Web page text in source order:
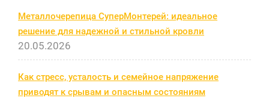
Металлочерепица СуперМонтерей: идеальное
решение для надежной и стильной кровли
20.05.2026
Как стресс, усталость и семейное напряжение
приводят к срывам и опасным состояниям